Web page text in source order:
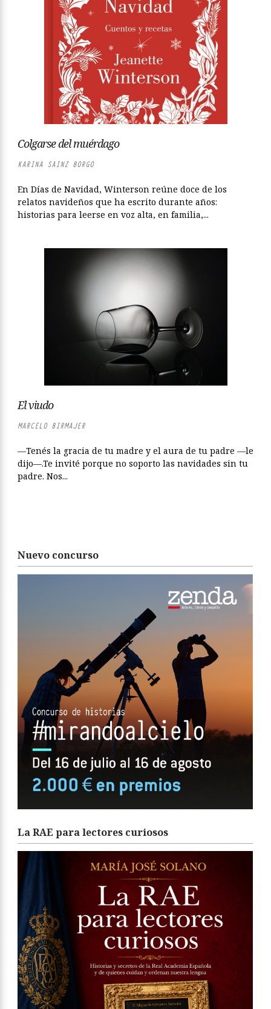
Colgarse del muérdago
KARINA SAINZ BORGO
En Días de Navidad, Winterson reúne doce de los
relatos navideños que ha escrito durante años:
historias para leerse en voz alta, en familia,...
El viudo
MARCELO BIRMAJER
—Tenés la gracia de tu madre y el aura de tu padre —le
dijo—.Te invité porque no soporto las navidades sin tu
padre. Nos...
Nuevo concurso
La RAE para lectores curiosos